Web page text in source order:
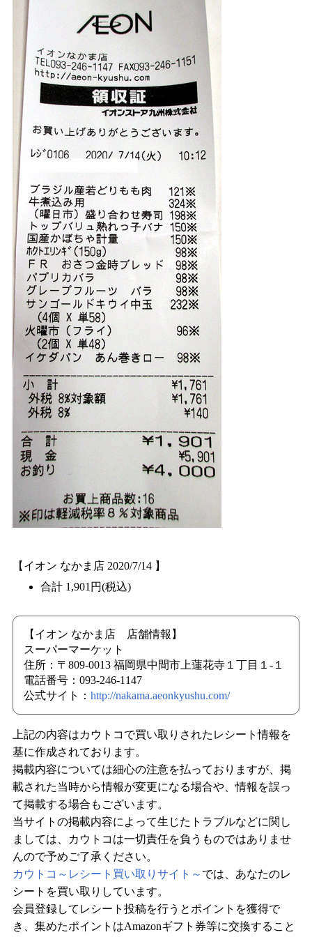
【イオン なかま店 2020/7/14 】
合計 1,901円(税込)
【イオン なかま店 店舗情報】
スーパーマーケット
住所：〒809-0013 福岡県中間市上蓮花寺１丁目１-１
電話番号：093-246-1147
公式サイト： http://nakama.aeonkyushu.com/
上記の内容はカウトコで買い取りされたレシート情報を
基に作成されております。
掲載内容については細心の注意を払っておりますが、掲
載された当時から情報が変更になる場合や、情報を誤っ
て掲載する場合もございます。
当サイトの掲載内容によって生じたトラブルなどに関し
ましては、カウトコは一切責任を負うものではありませ
んので予めご了承ください。
カウトコ～レシート買い取りサイト～ では、あなたのレ
シートを買い取りしています。
会員登録してレシート投稿を行うとポイントを獲得で
き、集めたポイントはAmazonギフト券等に交換すること